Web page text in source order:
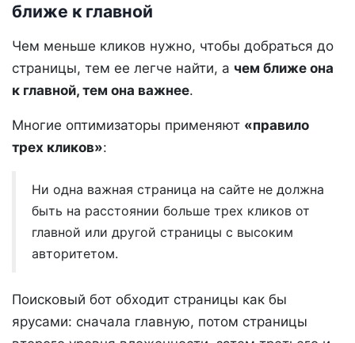
ближе к главной
Чем меньше кликов нужно, чтобы добраться до
страницы, тем ее легче найти, а чем ближе она
к главной, тем она важнее.
Многие оптимизаторы применяют «правило
трех кликов»:
Ни одна важная страница на сайте не должна
быть на расстоянии больше трех кликов от
главной или другой страницы с высоким
авторитетом.
Поисковый бот обходит страницы как бы
ярусами: сначала главную, потом страницы